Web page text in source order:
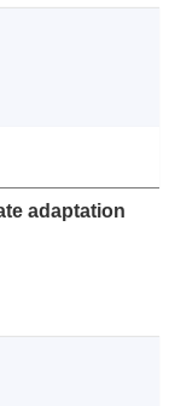
adaptation